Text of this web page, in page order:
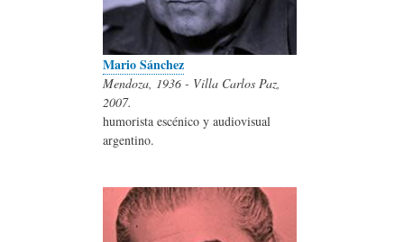
Mario Sánchez
Mendoza, 1936 - Villa Carlos Paz,
2007.
humorista escénico y audiovisual
argentino.